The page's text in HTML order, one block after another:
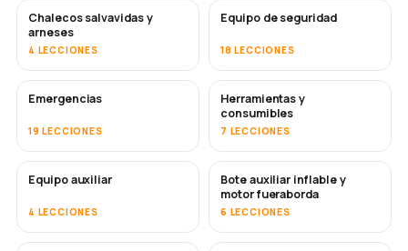
Chalecos salvavidas y
arneses
4 LECCIONES
Equipo de seguridad
18 LECCIONES
Emergencias
19 LECCIONES
Herramientas y
consumibles
7 LECCIONES
Equipo auxiliar
4 LECCIONES
Bote auxiliar inflable y
motor fueraborda
6 LECCIONES